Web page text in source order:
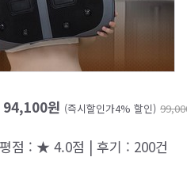
94,100원 (즉시할인가4% 할인)
평점 : ★ 4.0점 | 후기 : 200건